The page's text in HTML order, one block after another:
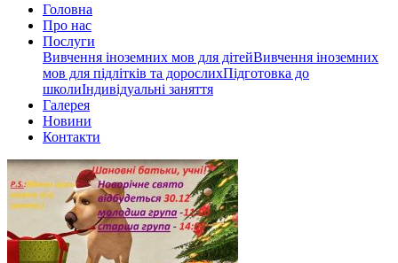
Головна
Про нас
Послуги
Вивчення іноземних мов для дітейВивчення іноземних
мов для підлітків та дорослихПідготовка до
школиІндивідуальні заняття
Галерея
Новини
Контакти